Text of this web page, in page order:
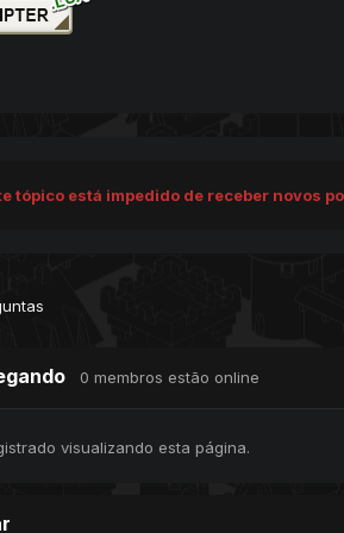
tópico está impedido de receber novos
0 membros estão online
visualizando esta página.